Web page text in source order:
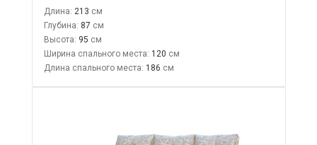
Длина: 213
Глубина: 87
Высота: 95
Ширина спального места: 120
Длина спального места: 186